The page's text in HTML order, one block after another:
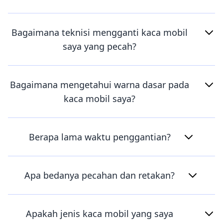
Bagaimana teknisi mengganti kaca mobil
saya yang pecah?
Bagaimana mengetahui warna dasar pada
kaca mobil saya?
Berapa lama waktu penggantian?
Apa bedanya pecahan dan retakan?
Apakah jenis kaca mobil yang saya